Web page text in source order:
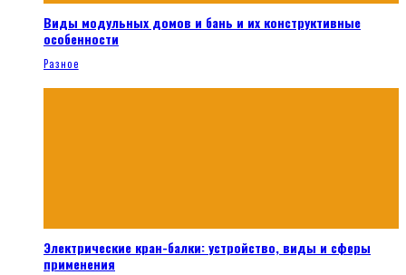
Виды модульных домов и бань и их конструктивные
особенности
Разное
Электрические кран-балки: устройство, виды и сферы
применения